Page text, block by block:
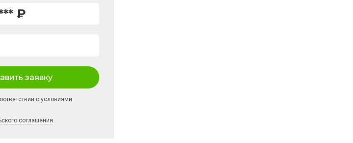
₽
заявку
с условиями
соглашения